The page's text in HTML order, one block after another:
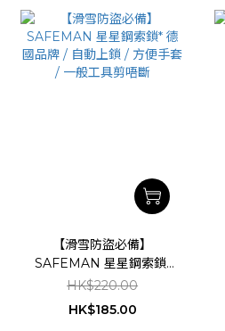
【滑雪防盜必備】
SAFEMAN 星星鋼索鎖*
德國品牌 / 自動上鎖 / 方便
手套 / 一般工具剪唔斷
HK$220.00
HK$185.00